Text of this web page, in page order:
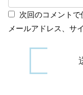
次回のコメントで
メールアドレス、サ